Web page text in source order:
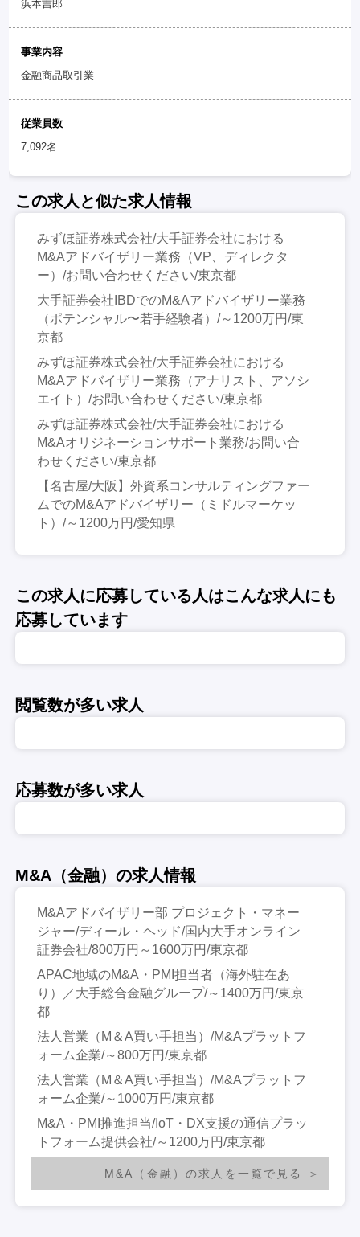
浜本吉郎
事業内容
金融商品取引業
従業員数
7,092名
この求人と似た求人情報
みずほ証券株式会社/大手証券会社における
M&Aアドバイザリー業務（VP、ディレクタ
ー）/お問い合わせください/東京都
大手証券会社IBDでのM&Aアドバイザリー業務
（ポテンシャル〜若手経験者）/～1200万円/東
京都
みずほ証券株式会社/大手証券会社における
M&Aアドバイザリー業務（アナリスト、アソシ
エイト）/お問い合わせください/東京都
みずほ証券株式会社/大手証券会社における
M&Aオリジネーションサポート業務/お問い合
わせください/東京都
【名古屋/大阪】外資系コンサルティングファー
ムでのM&Aアドバイザリー（ミドルマーケッ
ト）/～1200万円/愛知県
この求人に応募している人はこんな求人にも
応募しています
閲覧数が多い求人
応募数が多い求人
M&A（金融）の求人情報
M&Aアドバイザリー部 プロジェクト・マネー
ジャー/ディール・ヘッド/国内大手オンライン
証券会社/800万円～1600万円/東京都
APAC地域のM&A・PMI担当者（海外駐在あ
り）／大手総合金融グループ/～1400万円/東京
都
法人営業（M＆A買い手担当）/M&Aプラットフ
ォーム企業/～800万円/東京都
法人営業（M＆A買い手担当）/M&Aプラットフ
ォーム企業/～1000万円/東京都
M&A・PMI推進担当/IoT・DX支援の通信プラッ
トフォーム提供会社/～1200万円/東京都
M&A（金融）の求人を一覧で見る